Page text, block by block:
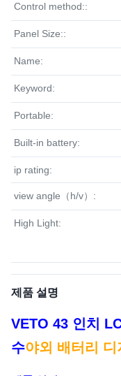
Control method::
Panel Size::
Name:
Keyword:
Portable:
Built-in battery:
ip rating:
view angle（h/v）:
High Light:
제품 설명
VETO 43 인치
수야외 배터리 디